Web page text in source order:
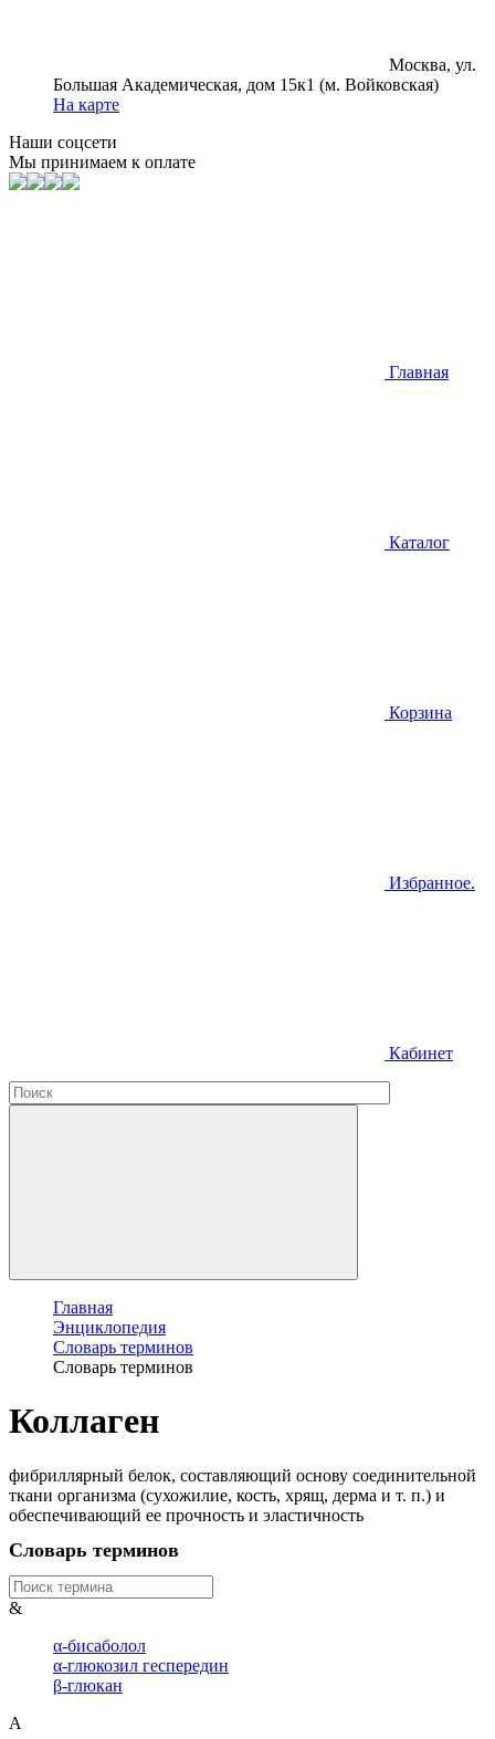
Москва, ул.
Большая Академическая, дом 15к1 (м. Войковская)
На карте
Наши соцсети
Мы принимаем к оплате
Главная
Каталог
Корзина
Избранное.
Кабинет
Главная
Энциклопедия
Словарь терминов
Словарь терминов
Коллаген
фибриллярный белок, составляющий основу соединительной
ткани организма (сухожилие, кость, хрящ, дерма и т. п.) и
обеспечивающий ее прочность и эластичность
Словарь терминов
&
α-бисаболол
α-глюкозил геспередин
β-глюкан
A